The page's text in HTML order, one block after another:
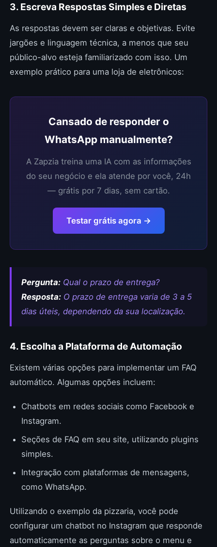
3. Escreva Respostas Simples e Diretas
As respostas devem ser claras e objetivas. Evite
jargões e linguagem técnica, a menos que seu
público-alvo esteja familiarizado com isso. Um
exemplo prático para uma loja de eletrônicos:
Cansado de responder o
WhatsApp manualmente?
A Zapzia treina uma IA com as informações
do seu negócio e ela atende por você, 24h
— grátis por 7 dias, sem cartão.
Testar grátis agora →
Pergunta: Qual o prazo de entrega?
Resposta: O prazo de entrega varia de 3 a 5
dias úteis, dependendo da sua localização.
4. Escolha a Plataforma de Automação
Existem várias opções para implementar um FAQ
automático. Algumas opções incluem:
Chatbots em redes sociais como Facebook e
Instagram.
Seções de FAQ em seu site, utilizando plugins
simples.
Integração com plataformas de mensagens,
como WhatsApp.
Utilizando o exemplo da pizzaria, você pode
configurar um chatbot no Instagram que responde
automaticamente as perguntas sobre o menu e